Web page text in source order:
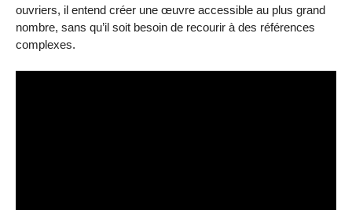
ouvriers, il entend créer une œuvre accessible au plus grand
nombre, sans qu’il soit besoin de recourir à des références
complexes.